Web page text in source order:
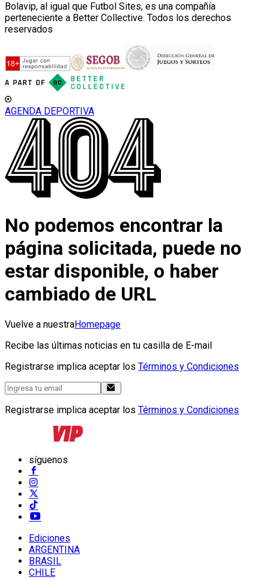
Bolavip, al igual que Futbol Sites, es una compañía
perteneciente a Better Collective. Todos los derechos
reservados
AGENDA DEPORTIVA
No podemos encontrar la
página solicitada, puede no
estar disponible, o haber
cambiado de URL
Vuelve a nuestraHomepage
Recibe las últimas noticias en tu casilla de E-mail
Registrarse implica aceptar los Términos y Condiciones
Registrarse implica aceptar los Términos y Condiciones
síguenos
Ediciones
ARGENTINA
BRASIL
CHILE